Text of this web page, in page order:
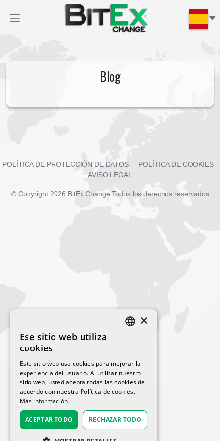
Blog
POLÍTICA DE PROTECCIÓN DE DATOS
POLÍTICA DE COOKIES
AVISO LEGAL
© Copyright 2026 BitEx Change Todos los derechos reservados
×
Ese sitio web utiliza
cookies
Este sitio web usa cookies para mejorar la
experiencia del usuario. Al utilizar nuestro
sitio web, usted acepta todas las cookies de
acuerdo con nuestra Política de cookies.
Más información
ACEPTAR TODO RECHAZAR TODO